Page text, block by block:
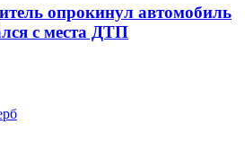
опрокинул автомобиль
с места ДТП